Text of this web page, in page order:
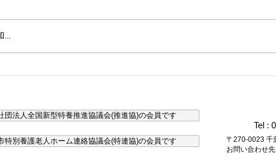
…
団法人全国新型特養推進協議会(推進協)の会員です
特別養護老人ホーム連絡協議会(特連協)の会員です
Tel :
〒270-0023 千
お問い合わせ先